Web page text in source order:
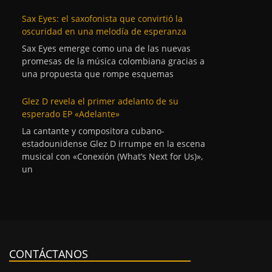
Sax Eyes: el saxofonista que convirtió la
oscuridad en una melodía de esperanza
Sax Eyes emerge como una de las nuevas
promesas de la música colombiana gracias a
una propuesta que rompe esquemas
Glez D revela el primer adelanto de su
esperado EP «Adelante»
La cantante y compositora cubano-
estadounidense Glez D irrumpe en la escena
musical con «Conexión (What’s Next for Us)»,
un
CONTÁCTANOS